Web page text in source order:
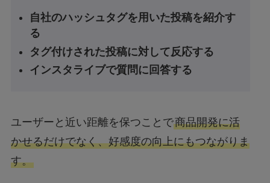
自社のハッシュタグを用いた投稿を紹介す
る
タグ付けされた投稿に対して反応する
インスタライブで質問に回答する
ユーザーと近い距離を保つことで商品開発に活
かせるだけでなく、好感度の向上にもつながりま
す。